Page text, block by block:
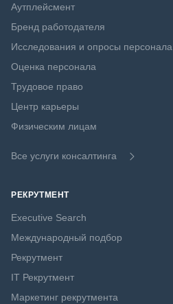
Аутплейсмент
Бренд работодателя
Исследования и опросы персонала
Оценка персонала
Трудовое право
Центр карьеры
Физическим лицам
Все услуги консалтинга
РЕКРУТМЕНТ
Executive Search
Международный подбор
Рекрутмент
IT Рекрутмент
Маркетинг рекрутмента